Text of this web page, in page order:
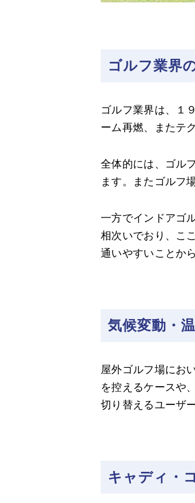
ゴルフ業界
ゴルフ業界は、１
ーム再燃、またテ
全体的には、ゴル
ます。またゴルフ
一方でインドアゴ
相次いでおり、こ
通いやすいことか
気候変動・
屋外ゴルフ場にお
を控えるケースや
切り替えるユーザ
キャディ・